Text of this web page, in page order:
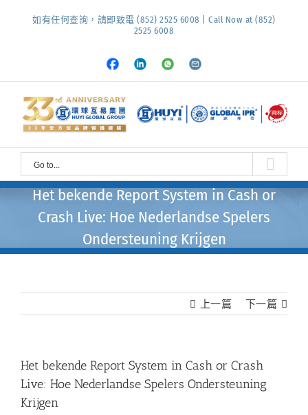
如有任何查詢，請即致電 (852) 2525 6008 | Call Now at (852)
2525 6008
Facebook
LinkedInWhatsapp
Email
Go to...
Het bekende Report System in Cash or
Crash Live: Hoe Nederlandse Spelers
Ondersteuning Krijgen
上一篇 下一篇
Het bekende Report System in Cash or Crash
Live: Hoe Nederlandse Spelers Ondersteuning
Krijgen